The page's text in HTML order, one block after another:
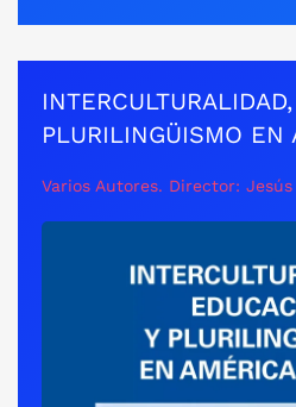
PLURILINGÜISMO EN
Varios Autores. Director: